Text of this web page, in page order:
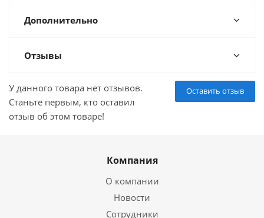
Дополнительно
Отзывы
Оставить отзыв
У данного товара нет отзывов.
Станьте первым, кто оставил
отзыв об этом товаре!
Компания
О компании
Новости
Сотрудники